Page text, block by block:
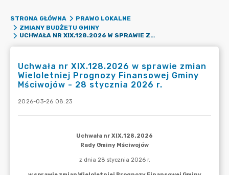
STRONA GŁÓWNA
PRAWO LOKALNE
ZMIANY BUDŻETU GMINY
UCHWAŁA NR XIX.128.2026 W SPRAWIE ZMIAN WIELOLETNIEJ PROGNOZY FINANSOWEJ GMINY MŚCIWOJÓW - 28 STYCZNIA 2026 R.
Uchwała nr XIX.128.2026 w sprawie zmian
Wieloletniej Prognozy Finansowej Gminy
Mściwojów - 28 stycznia 2026 r.
2026-03-26 08:23